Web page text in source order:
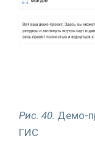
Рис. 40. Демо-
ГИС